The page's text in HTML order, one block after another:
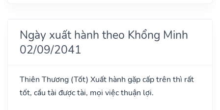
Ngày xuất hành theo Khổng Minh
02/09/2041
Thiên Thương (Tốt) Xuất hành gặp cấp trên thì rất
tốt, cầu tài được tài, mọi việc thuận lợi.